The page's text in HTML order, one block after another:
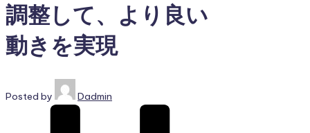
調整して、より良い
動きを実現
Posted by Dadmin